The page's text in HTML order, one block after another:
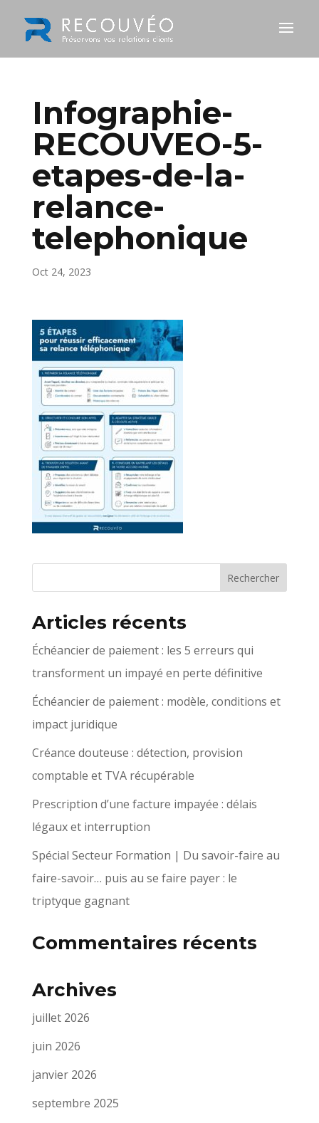
Infographie-
RECOUVEO-5-
etapes-de-la-
relance-
telephonique
Oct 24, 2023
Articles récents
Échéancier de paiement : les 5 erreurs qui
transforment un impayé en perte définitive
Échéancier de paiement : modèle, conditions et
impact juridique
Créance douteuse : détection, provision
comptable et TVA récupérable
Prescription d’une facture impayée : délais
légaux et interruption
Spécial Secteur Formation | Du savoir-faire au
faire-savoir… puis au se faire payer : le
triptyque gagnant
Commentaires récents
Archives
juillet 2026
juin 2026
janvier 2026
septembre 2025